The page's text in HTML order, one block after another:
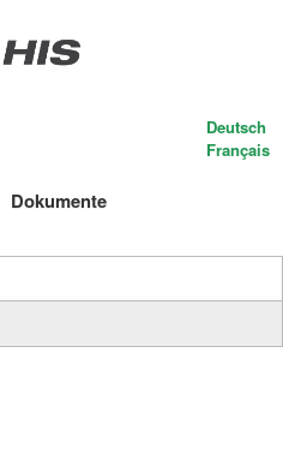
to
Deutsch
Français
Dokumente